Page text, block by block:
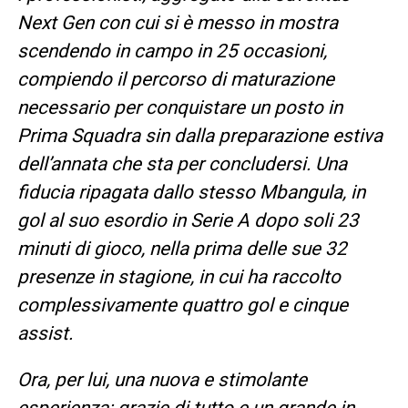
Next Gen con cui si è messo in mostra
scendendo in campo in 25 occasioni,
compiendo il percorso di maturazione
necessario per conquistare un posto in
Prima Squadra sin dalla preparazione estiva
dell’annata che sta per concludersi. Una
fiducia ripagata dallo stesso Mbangula, in
gol al suo esordio in Serie A dopo soli 23
minuti di gioco, nella prima delle sue 32
presenze in stagione, in cui ha raccolto
complessivamente quattro gol e cinque
assist.
Ora, per lui, una nuova e stimolante